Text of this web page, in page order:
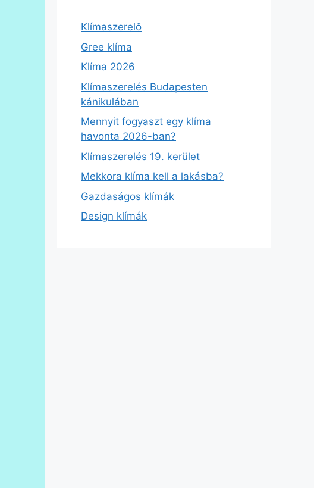
Klímaszerelő
Gree klíma
Klíma 2026
Klímaszerelés Budapesten
kánikulában
Mennyit fogyaszt egy klíma
havonta 2026-ban?
Klímaszerelés 19. kerület
Mekkora klíma kell a lakásba?
Gazdaságos klímák
Design klímák